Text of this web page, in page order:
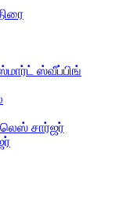
ஸ்வீப்பிங்
சார்ஜர்